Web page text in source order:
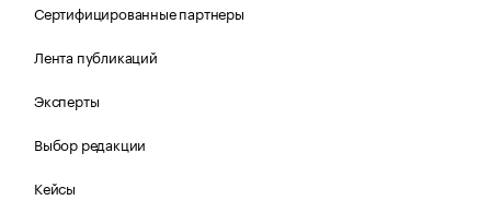
Сертифицированные партнеры
Лента публикаций
Эксперты
Выбор редакции
Кейсы